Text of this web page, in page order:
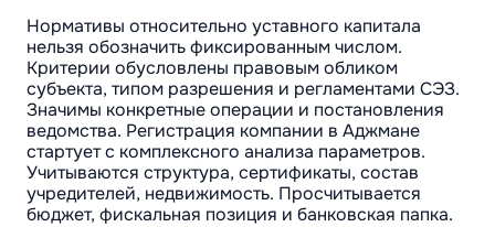
Нормативы относительно уставного капитала
нельзя обозначить фиксированным числом.
Критерии обусловлены правовым обликом
субъекта, типом разрешения и регламентами СЭЗ.
Значимы конкретные операции и постановления
ведомства. Регистрация компании в Аджмане
стартует с комплексного анализа параметров.
Учитываются структура, сертификаты, состав
учредителей, недвижимость. Просчитывается
бюджет, фискальная позиция и банковская папка.